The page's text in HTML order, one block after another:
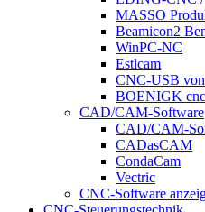
MASSO
Beamicon2
WinPC-NC
Estlcam
CNC-USB
BOENIGK
CAD/CAM-Software
CAD/CAM-
CADasCAM
CondaCam
Vectric
CNC-Software